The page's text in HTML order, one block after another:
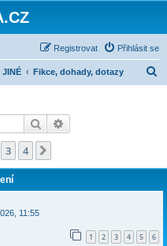
Přihlásit se
Registrovat
JINÉ Fikce, dohady, dotazy
Hledat
3 4
11:55
1 2 3 4 5 6